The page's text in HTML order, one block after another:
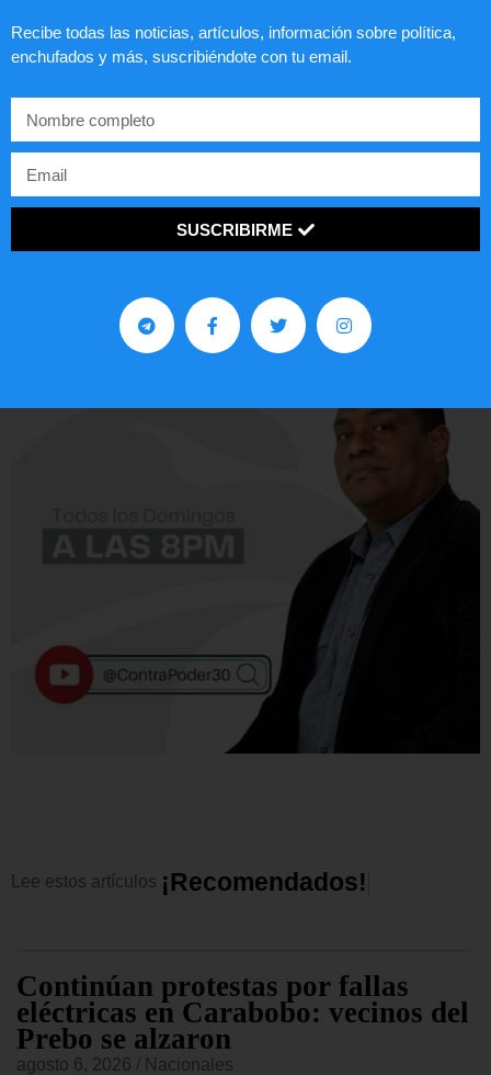
AGENDA TU CITA
Email Visita mi sitio web
Lee estos artículos ¡Recomendados!
Continúan protestas por fallas
eléctricas en Carabobo: vecinos del
Prebo se alzaron
agosto 6, 2026 Nacionales
Recibe todas las noticias, artículos, información sobre política,
enchufados y más, suscribiéndote con tu email.
SUSCRIBIRME